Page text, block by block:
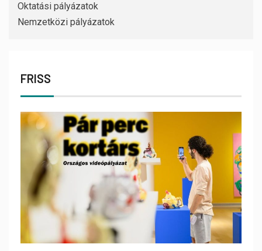
Oktatási pályázatok
Nemzetközi pályázatok
FRISS